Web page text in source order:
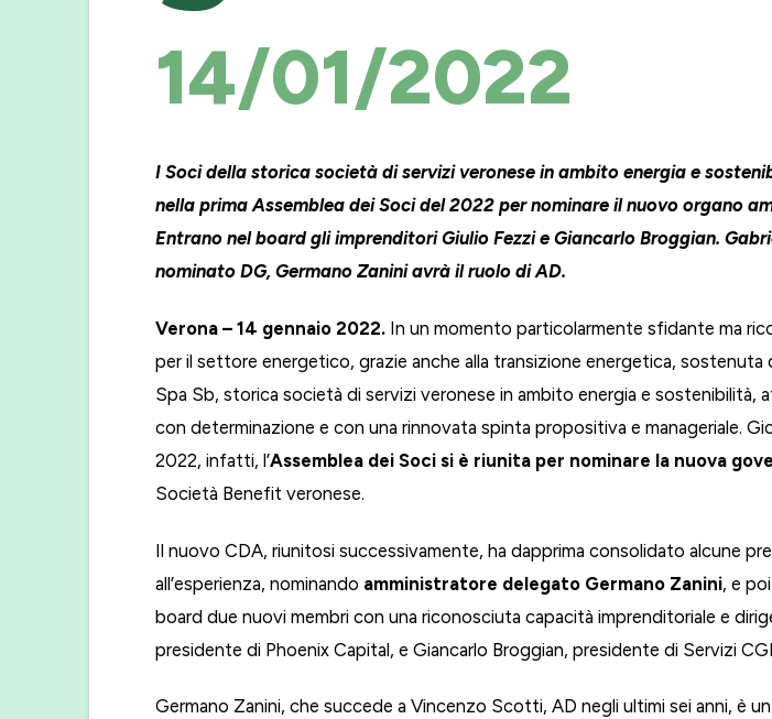
14/01/2022
I Soci della storica società di servizi veronese in ambito energia e
nella prima Assemblea dei Soci del 2022 per nominare il nuovo organo
Entrano nel board gli imprenditori Giulio Fezzi e Giancarlo Broggian.
nominato DG, Germano Zanini avrà il ruolo di AD.
Verona – 14 gennaio 2022.In un momento particolarmente sfidante ma
per il settore energetico, grazie anche alla transizione energetica, sostenuta
Spa Sb, storica società di servizi veronese in ambito energia e sostenibilità,
con determinazione e con una rinnovata spinta propositiva e manageriale.
2022, infatti, l’Assemblea dei Soci si è riunita per nominare la nuova
Società Benefit veronese.
Il nuovo CDA, riunitosi successivamente, ha dapprima consolidato alcune
all’esperienza, nominando amministratore delegato Germano Zanini, e
board due nuovi membri con una riconosciuta capacità imprenditoriale e
presidente di Phoenix Capital, e Giancarlo Broggian, presidente di Servizi
Germano Zanini, che succede a Vincenzo Scotti, AD negli ultimi sei anni, è